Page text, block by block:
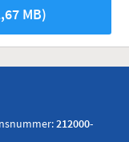
MB)
212000-